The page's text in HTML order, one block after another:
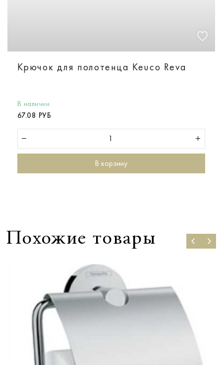
Крючок для полотенца Keuco Reva
В наличии
67.08 РУБ
В корзину
Похожие товары